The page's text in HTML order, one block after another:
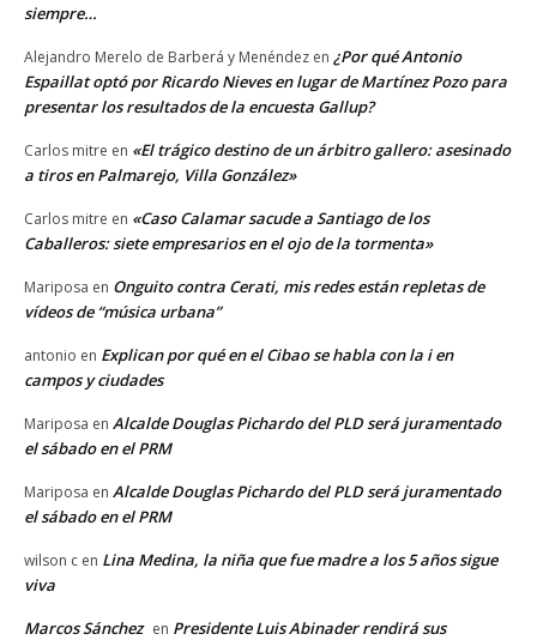
siempre…
Alejandro Merelo de Barberá y Menéndez en ¿Por qué Antonio
Espaillat optó por Ricardo Nieves en lugar de Martínez Pozo para
presentar los resultados de la encuesta Gallup?
Carlos mitre en «El trágico destino de un árbitro gallero: asesinado
a tiros en Palmarejo, Villa González»
Carlos mitre en «Caso Calamar sacude a Santiago de los
Caballeros: siete empresarios en el ojo de la tormenta»
Mariposa en Onguito contra Cerati, mis redes están repletas de
vídeos de “música urbana”
antonio en Explican por qué en el Cibao se habla con la i en
campos y ciudades
Mariposa en Alcalde Douglas Pichardo del PLD será juramentado
el sábado en el PRM
Mariposa en Alcalde Douglas Pichardo del PLD será juramentado
el sábado en el PRM
wilson c en Lina Medina, la niña que fue madre a los 5 años sigue
viva
Marcos Sánchez en Presidente Luis Abinader rendirá sus